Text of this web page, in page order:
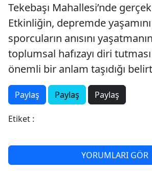
Tekebaşı Mahallesi’nde
Etkinliğin, depremde
sporcuların anısını
toplumsal hafızayı diri tutması
önemli bir anlam taşıdığı
Paylaş Paylaş Paylaş
Etiket :
YORUMLARI GÖR